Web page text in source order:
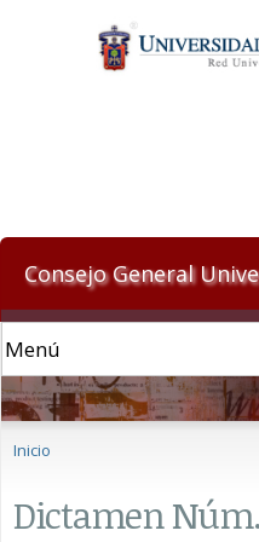
Consejo General
Inicio
Dictamen Núm.